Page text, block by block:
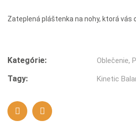
Zateplená pláštenka na nohy, ktorá vás
Kategórie: Oblečenie,
Tagy: Kinetic